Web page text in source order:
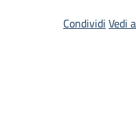
Condividi Vedi